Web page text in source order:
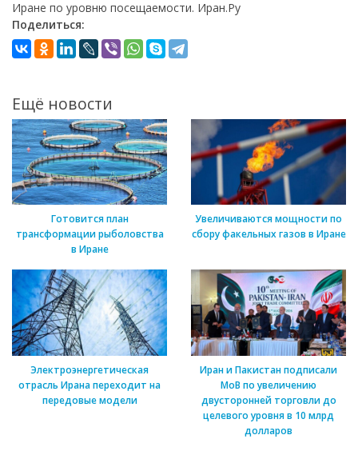
Иране по уровню посещаемости. Иран.Ру
Поделиться:
Ещё новости
Готовится план
трансформации рыболовства
в Иране
Увеличиваются мощности по
сбору факельных газов в Иране
Электроэнергетическая
отрасль Ирана переходит на
передовые модели
Иран и Пакистан подписали
МоВ по увеличению
двусторонней торговли до
целевого уровня в 10 млрд
долларов